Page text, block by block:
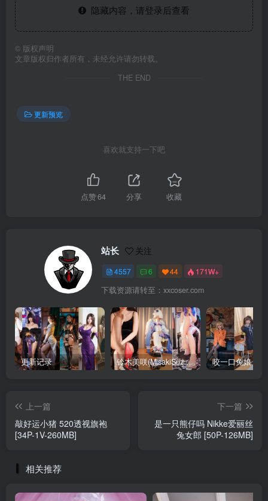
隐藏内容，请登录后查看
© 版权声明
文章版权归作者所有，未经允许请勿转载。
THE END
更新预览
喜欢就支持一下吧
点赞64 分享 收藏
站长 关注
4557 6 44 171W+
下载资源请转至：xxcoser.com
更新记录 铃木美咲(MisakiSuzuki) 合集下载 咬一口兔娘 合
上一篇
敲好运小猪 520透视旗袍
[34P-1V-260MB]
下一篇
是一只熊仔吗 Nikke爱丽丝
兔女郎 [50P-126MB]
相关推荐